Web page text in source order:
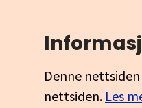
Denne
nettsiden. Les